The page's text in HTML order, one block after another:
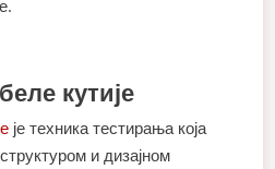
кутије
је техника тестирања која
и дизајном